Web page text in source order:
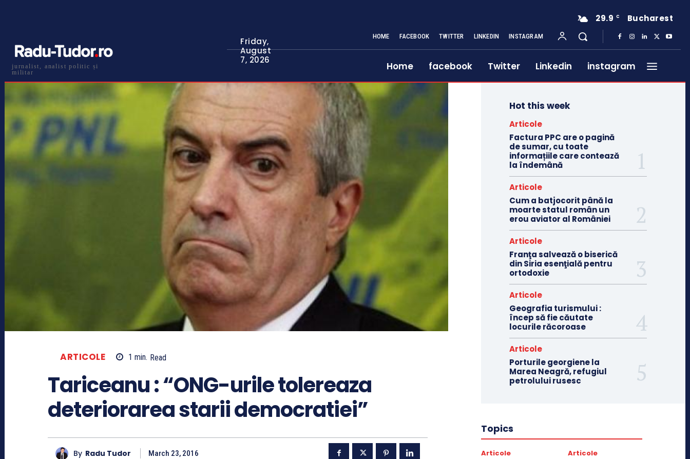
jurnalist, analist politic și
militar
Friday,
August
7, 2026
29.9 C Bucharest
HOME FACEBOOK TWITTER LINKEDIN INSTAGRAM
Home facebook Twitter Linkedin instagram
ARTICOLE 1 min. Read
Tariceanu : “ONG-urile tolereaza
deteriorarea starii democratiei”
By Radu Tudor March 23, 2016
Hot this week
Articole
Factura PPC are o pagină
de sumar, cu toate
informațiile care contează
la îndemână
Articole
Cum a batjocorit până la
moarte statul român un
erou aviator al României
Articole
Franţa salvează o biserică
din Siria esenţială pentru
ortodoxie
Articole
Geografia turismului :
încep să fie căutate
locurile răcoroase
Articole
Porturile georgiene la
Marea Neagră, refugiul
petrolului rusesc
Topics
Articole Articole